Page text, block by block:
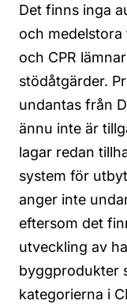
Det finns inga
och medelstora
och CPR
stödåtgärder.
undantas från
ännu inte är
lagar redan
system för
anger inte
eftersom det
utveckling av
byggprodukter
kategorierna i